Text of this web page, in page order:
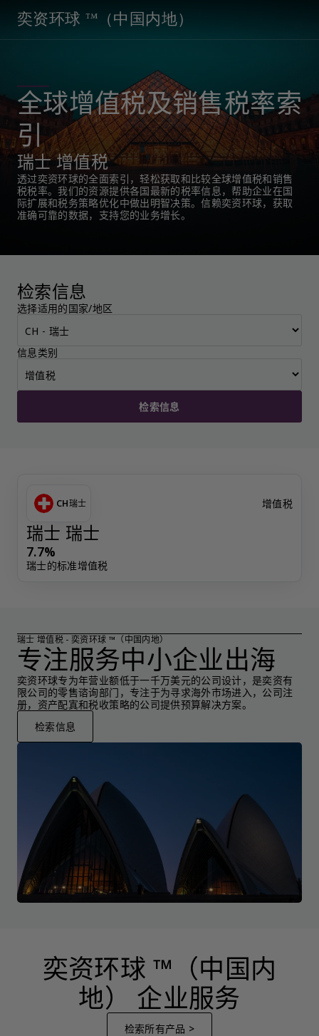
奕资环球 ™（中国内地）
全球增值税及销售税率索
引
瑞士 增值税
透过奕资环球的全面索引，轻松获取和比较全球增值税和销售
税税率。我们的资源提供各国最新的税率信息，帮助企业在国
际扩展和税务策略优化中做出明智决策。信赖奕资环球，获取
准确可靠的数据，支持您的业务增长。
检索信息
选择适用的国家/地区
信息类别
检索信息
CH瑞士 增值税
瑞士 瑞士
7.7%
瑞士的标准增值税
瑞士 增值税 - 奕资环球 ™（中国内地）
专注服务中小企业出海
奕资环球专为年营业额低于一千万美元的公司设计，是奕资有
限公司的零售谘询部门，专注于为寻求海外市场进入，公司注
册，资产配寘和税收策略的公司提供预算解决方案。
检索信息
奕资环球 ™（中国内
地） 企业服务
检索所有产品 >